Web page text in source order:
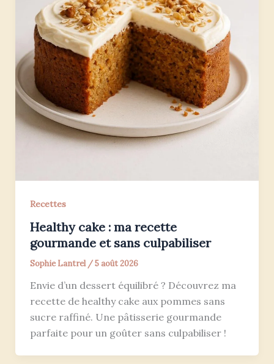
Recettes
Healthy cake : ma recette
gourmande et sans culpabiliser
Sophie Lantrel /5 août 2026
Envie d’un dessert équilibré ? Découvrez ma
recette de healthy cake aux pommes sans
sucre raffiné. Une pâtisserie gourmande
parfaite pour un goûter sans culpabiliser !